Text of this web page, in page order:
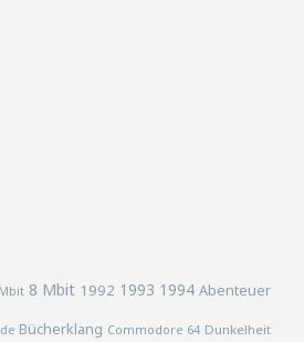
8 Mbit 1992 1993 1994 Abenteuer
Bücherklang Commodore 64 Dunkelheit